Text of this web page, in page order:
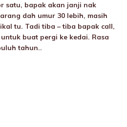
satu, bapak akan janji nak
dah umur 30 lebih, masih
tu. Tadi tiba – tiba bapak call,
buat pergi ke kedai. Rasa
tahun..